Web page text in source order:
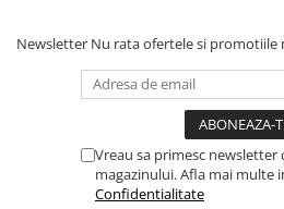
Newsletter Nu rata ofertele si promotiile
Vreau sa primesc
magazinului. Afla mai multe
Confidentialitate